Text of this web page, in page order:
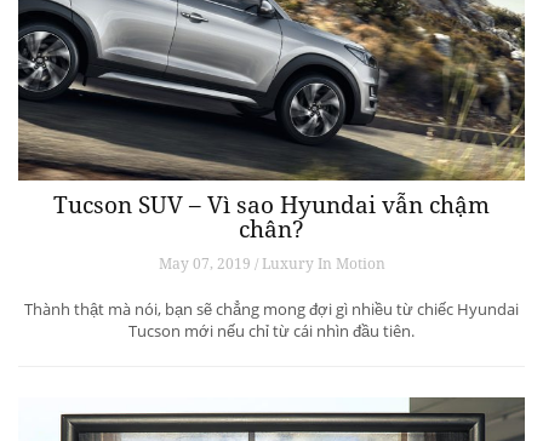
Tucson SUV – Vì sao Hyundai vẫn chậm
chân?
May 07, 2019 / Luxury In Motion
Thành thật mà nói, bạn sẽ chẳng mong đợi gì nhiều từ chiếc Hyundai
Tucson mới nếu chỉ từ cái nhìn đầu tiên.